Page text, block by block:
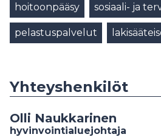
hoitoonpääsy sosiaali- ja
pelastuspalvelut
Yhteyshenkilöt
Olli Naukkarinen
hyvinvointialuejohtaja